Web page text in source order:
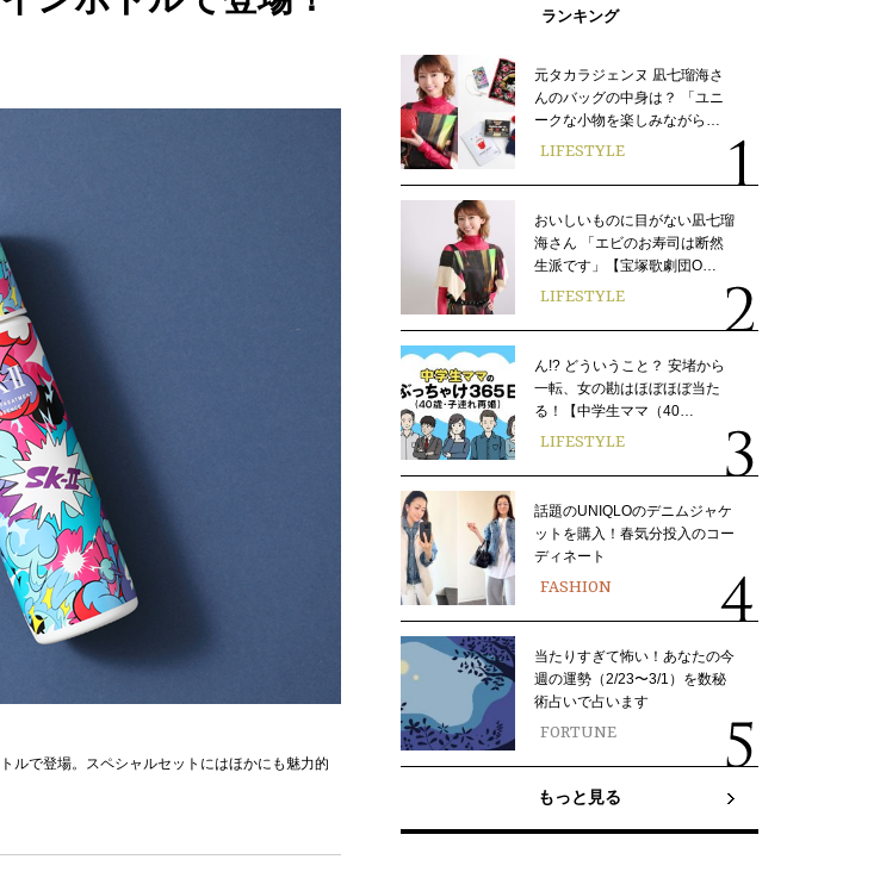
ルで登場。スペシャルセットにはほかにも魅力的
ランキング
元タカラジェンヌ 凪七瑠海さ
んのバッグの中身は？ 「ユニ
ークな小物を楽しみながら…
LIFESTYLE
おいしいものに目がない凪七瑠
海さん 「エビのお寿司は断然
生派です」【宝塚歌劇団O…
LIFESTYLE
ん!? どういうこと？ 安堵から
一転、女の勘はほぼほぼ当た
る！【中学生ママ（40…
LIFESTYLE
話題のUNIQLOのデニムジャケ
ットを購入！春気分投入のコー
ディネート
FASHION
当たりすぎて怖い！あなたの今
週の運勢（2/23〜3/1）を数秘
術占いで占います
FORTUNE
もっと見る